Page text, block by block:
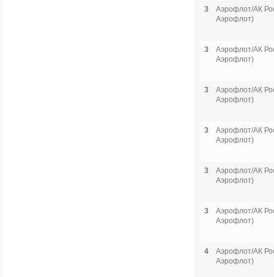
3
Аэрофлот/АК
Аэрофлот)
3
Аэрофлот/АК
Аэрофлот)
3
Аэрофлот/АК
Аэрофлот)
3
Аэрофлот/АК
Аэрофлот)
3
Аэрофлот/АК
Аэрофлот)
3
Аэрофлот/АК
Аэрофлот)
4
Аэрофлот/АК
Аэрофлот)